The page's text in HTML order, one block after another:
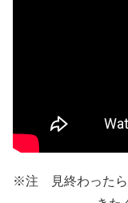
※注 見終わったら